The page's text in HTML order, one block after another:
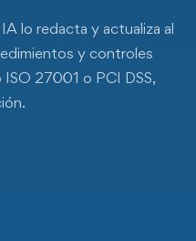
lo redacta y actualiza al
y controles
27001 o PCI DSS,